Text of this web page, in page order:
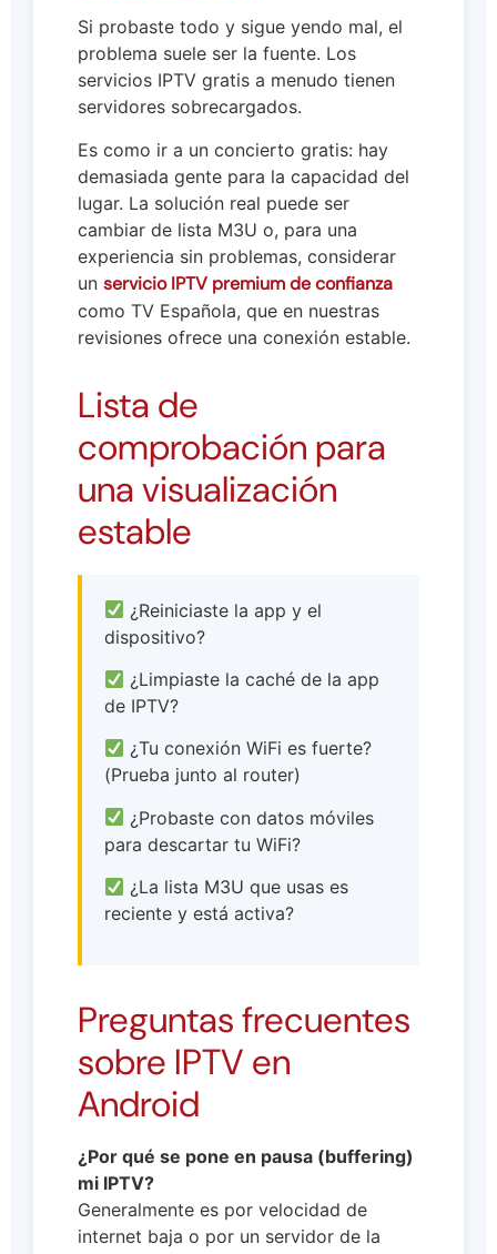
Si probaste todo y sigue yendo mal, el
problema suele ser la fuente. Los
servicios IPTV gratis a menudo tienen
servidores sobrecargados.
Es como ir a un concierto gratis: hay
demasiada gente para la capacidad del
lugar. La solución real puede ser
cambiar de lista M3U o, para una
experiencia sin problemas, considerar
un servicio IPTV premium de confianza
como TV Española, que en nuestras
revisiones ofrece una conexión estable.
Lista de
comprobación para
una visualización
estable
¿Reiniciaste la app y el
dispositivo?
¿Limpiaste la caché de la app
de IPTV?
¿Tu conexión WiFi es fuerte?
(Prueba junto al router)
¿Probaste con datos móviles
para descartar tu WiFi?
¿La lista M3U que usas es
reciente y está activa?
Preguntas frecuentes
sobre IPTV en
Android
¿Por qué se pone en pausa (buffering)
mi IPTV?
Generalmente es por velocidad de
internet baja o por un servidor de la